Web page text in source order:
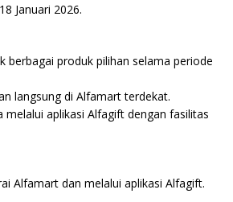
Januari 2026.
berbagai produk pilihan selama periode
langsung di Alfamart terdekat.
melalui aplikasi Alfagift dengan fasilitas
Alfamart dan melalui aplikasi Alfagift.